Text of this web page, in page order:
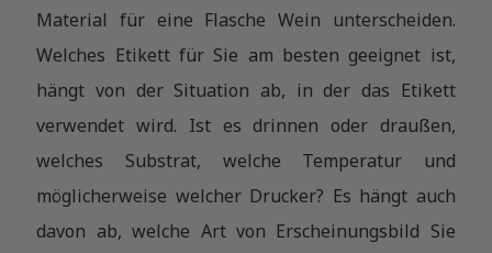
Material für eine Flasche Wein unterscheiden.
Welches Etikett für Sie am besten geeignet ist,
hängt von der Situation ab, in der das Etikett
verwendet wird. Ist es drinnen oder draußen,
welches Substrat, welche Temperatur und
möglicherweise welcher Drucker? Es hängt auch
davon ab, welche Art von Erscheinungsbild Sie